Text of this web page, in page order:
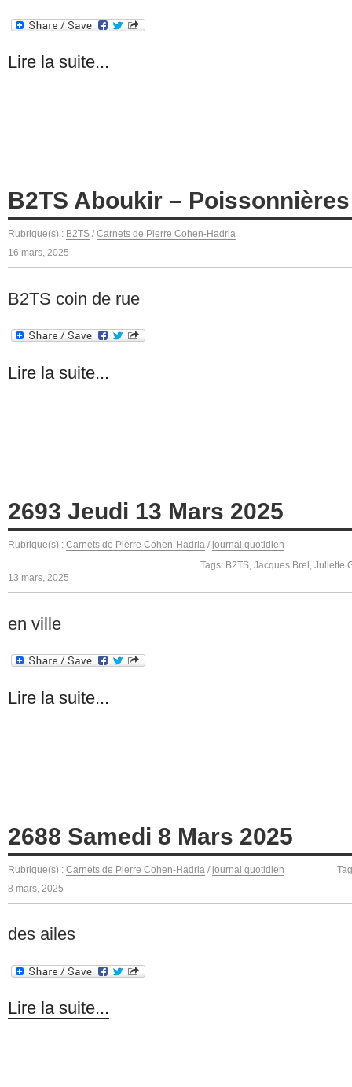
Lire la suite...
B2TS Aboukir – Poissonnières
Rubrique(s) : B2TS / Carnets de Pierre Cohen-Hadria
16 mars, 2025
B2TS coin de rue
Lire la suite...
2693 Jeudi 13 Mars 2025
Rubrique(s) : Carnets de Pierre Cohen-Hadria / journal quotidien
Tags: B2TS, Jacques Brel , Juliette
13 mars, 2025
en ville
Lire la suite...
2688 Samedi 8 Mars 2025
Rubrique(s) : Carnets de Pierre Cohen-Hadria / journal quotidien
8 mars, 2025
des ailes
Lire la suite...